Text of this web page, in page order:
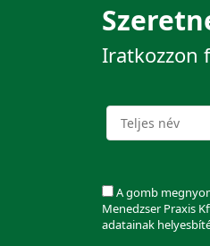
Iratkozzon
A gomb
Menedzser Praxis
adatainak